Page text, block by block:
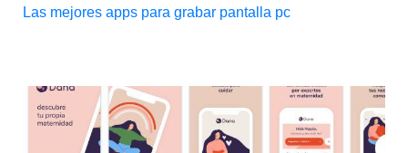
Las mejores apps para grabar pantalla pc